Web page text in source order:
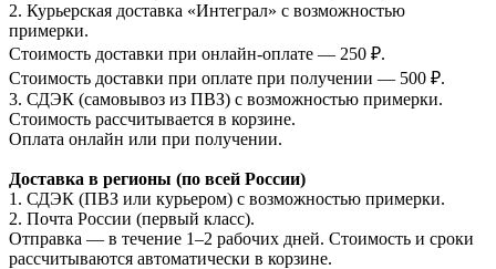
2. Курьерская доставка «Интеграл» с возможностью
примерки.
Стоимость доставки при онлайн-оплате — 250 ₽.
Стоимость доставки при оплате при получении — 500 ₽.
3. СДЭК (самовывоз из ПВЗ) с возможностью примерки.
Стоимость рассчитывается в корзине.
Оплата онлайн или при получении.
Доставка в регионы (по всей России)
1. СДЭК (ПВЗ или курьером) с возможностью примерки.
2. Почта России (первый класс).
Отправка — в течение 1–2 рабочих дней. Стоимость и сроки
рассчитываются автоматически в корзине.